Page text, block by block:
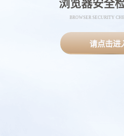
浏览器安全
BROWSER SECURITY
请点击进